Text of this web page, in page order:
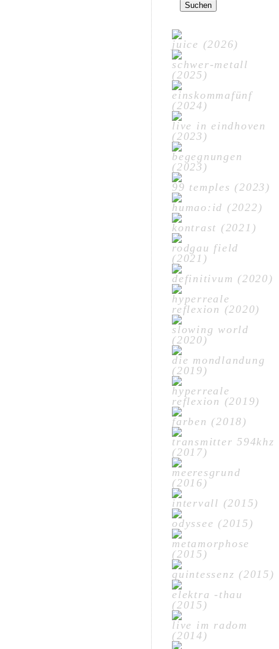
nach:
juice (2026)
schwer-metall
(2025)
einskommafünf
(2024)
live in eindhoven
(2023)
begegnungen
(2023)
99 temples (2023)
humao:id (2022)
kontrast (2021)
rodgau field
(2021)
definitivum (2020)
hyperreale
reflexion (2020)
slowing world
(2020)
die mondlandung
(2019)
hyperreale
reflexion (2019)
farben (2018)
transmitter 594khz
(2017)
meeresgrund
(2016)
intervall (2015)
odyssee (2015)
metamorphose
(2015)
quintessenz (2015)
elektra -thau
(2015)
live im radom
(2014)